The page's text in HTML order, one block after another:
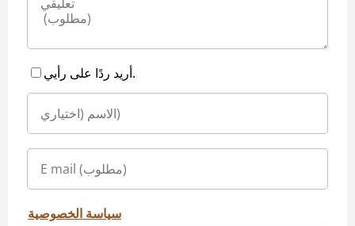
أريد ردًا على رأيي.
سياسة الخصوصية